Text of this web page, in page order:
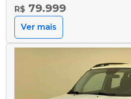
R$ 79.999
Ver mais